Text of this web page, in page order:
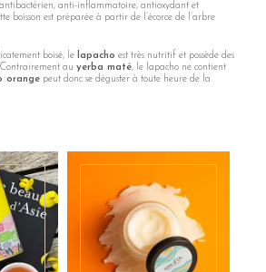
anti-inflammatoire, antioxydant et
boisson est préparée à partir de l’écorce de l’arbre
boisé, le lapacho est très nutritif et possède des
au yerba maté, le lapacho ne contient
orange peut donc se déguster à toute heure de la